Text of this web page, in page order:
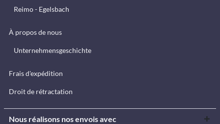
Reimo - Egelsbach
À propos de nous
Unternehmensgeschichte
Frais d'expédition
Droit de rétractation
Nous réalisons nos envois avec